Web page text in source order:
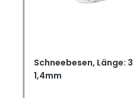
Schneebesen, Länge:
1,4mm